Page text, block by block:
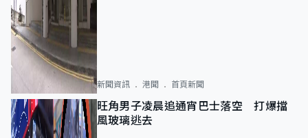
新聞資訊 港聞 首頁新聞
旺角男子凌晨追通宵巴士落空 打爆擋
風玻璃逃去